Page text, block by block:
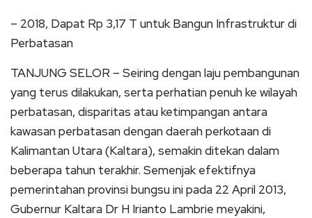
– 2018, Dapat Rp 3,17 T untuk Bangun Infrastruktur di
Perbatasan
TANJUNG SELOR – Seiring dengan laju pembangunan
yang terus dilakukan, serta perhatian penuh ke wilayah
perbatasan, disparitas atau ketimpangan antara
kawasan perbatasan dengan daerah perkotaan di
Kalimantan Utara (Kaltara), semakin ditekan dalam
beberapa tahun terakhir. Semenjak efektifnya
pemerintahan provinsi bungsu ini pada 22 April 2013,
Gubernur Kaltara Dr H Irianto Lambrie meyakini,